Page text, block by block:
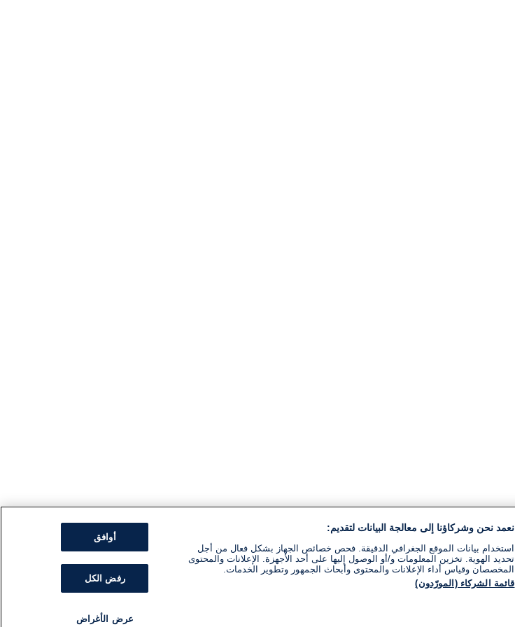
نعمد نحن وشركاؤنا إلى معالجة البيانات لتقديم:
استخدام بيانات الموقع الجغرافي الدقيقة. فحص خصائص الجهاز بشكل فعال من أجل
تحديد الهوية. تخزين المعلومات و/أو الوصول إليها على أحد الأجهزة. الإعلانات والمحتوى
المخصصان وقياس أداء الإعلانات والمحتوى وأبحاث الجمهور وتطوير الخدمات.
قائمة الشركاء (المورّدون)
أوافق
رفض الكل
عرض الأغراض